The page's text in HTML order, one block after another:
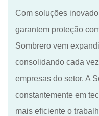
Com soluções
garantem proteção
Sombrero vem
consolidando cada
empresas do setor. A
constantemente em
mais eficiente o